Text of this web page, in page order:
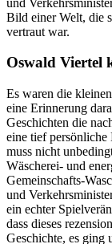
Bild einer Welt, die
vertraut war.
Oswald Viertel
Es waren die
eine Erinnerung
Geschichten die
eine tief persönliche
muss nicht
Wäscherei- und
Gemeinschafts-
und
ein echter
dass dieses
Geschichte, es ging